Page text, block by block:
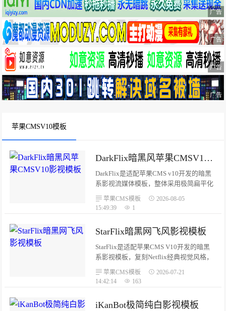
广告
广告
广告
广告
苹果CMSV10模板
DarkFlix暗黑风苹果CMSV10影视模板
DarkFlix是适配苹果CMS v10开发的暗黑
系影视流媒体模板，整体采用极简扁平化
色，页面层级分明、交互顺滑。代码遵照
机各类终端设备。专属暗黑视觉风格：纯
黑底色搭配绿色主题高亮配色，风格简约
高级，观影氛围浓厚；...
苹果CMS模板
2026-08-05
15:49:39
1
StarFlix暗黑网飞风影视模板
StarFlix是适配苹果CMS V10开发的暗黑
系影视模板，复刻Netflix经典视觉风格，
极简卡片式布局，适配电影、电视剧、动
志性暗红色#e50914作为按钮、标签、高
苹果CMS模板
2026-07-21
14:42:14
163
iKanBot极简纯白影视模板